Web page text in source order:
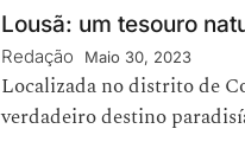
Lousã: um tesouro
Redação Maio 30, 2023
Localizada no distrito de
verdadeiro destino